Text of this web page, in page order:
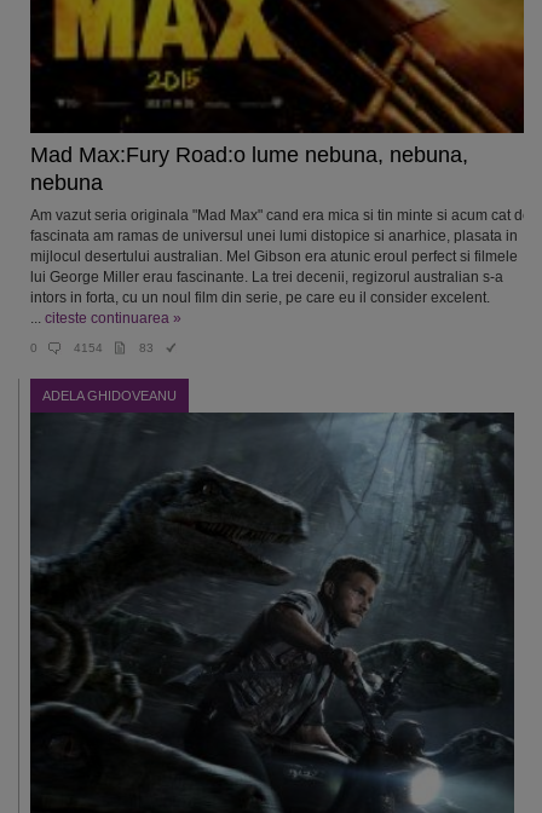
Mad Max:Fury Road:o lume nebuna, nebuna,
nebuna
Am vazut seria originala "Mad Max" cand era mica si tin minte si acum cat de
fascinata am ramas de universul unei lumi distopice si anarhice, plasata in
mijlocul desertului australian. Mel Gibson era atunic eroul perfect si filmele
lui George Miller erau fascinante. La trei decenii, regizorul australian s-a
intors in forta, cu un noul film din serie, pe care eu il consider excelent.
... citeste continuarea »
0 4154 83
ADELA GHIDOVEANU